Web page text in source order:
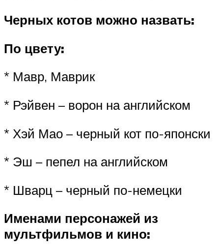
Черных котов можно назвать:
По цвету:
* Мавр, Маврик
* Рэйвен – ворон на английском
* Хэй Мао – черный кот по-японски
* Эш – пепел на английском
* Шварц – черный по-немецки
Именами персонажей из
мультфильмов и кино: